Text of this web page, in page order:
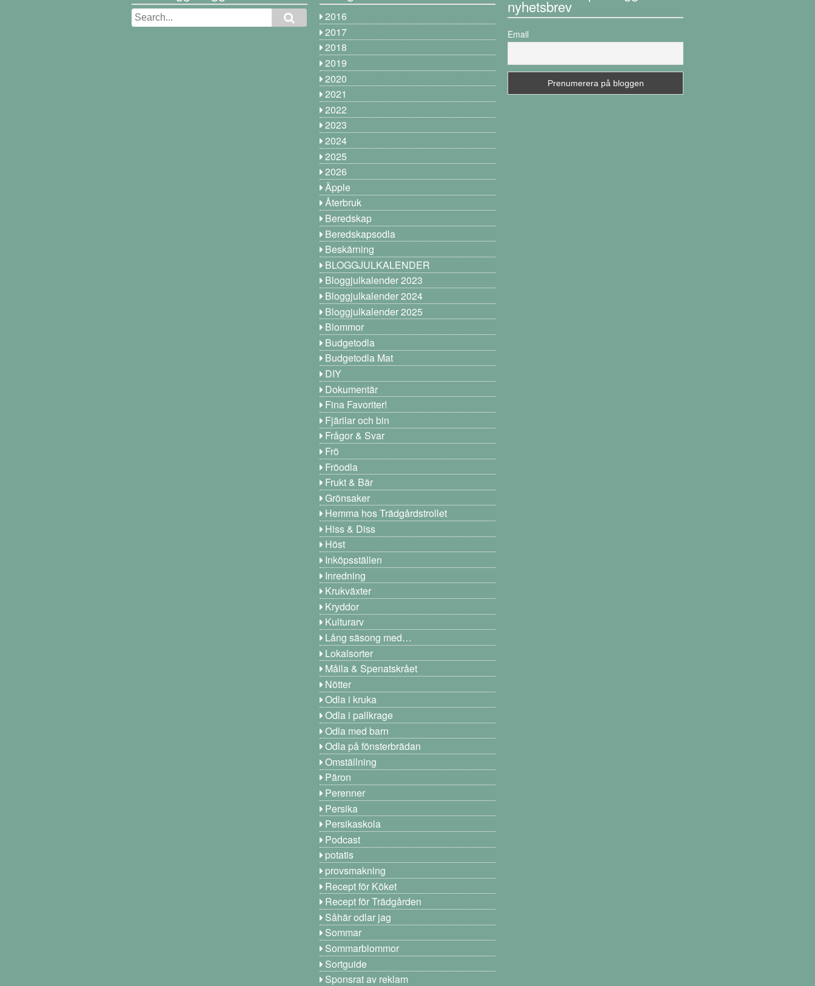
2016
2017
2018
2019
2020
2021
2022
2023
2024
2025
2026
Äpple
Återbruk
Beredskap
Beredskapsodla
Beskärning
BLOGGJULKALENDER
Bloggjulkalender 2023
Bloggjulkalender 2024
Bloggjulkalender 2025
Blommor
Budgetodla
Budgetodla Mat
DIY
Dokumentär
Fina Favoriter!
Fjärilar och bin
Frågor & Svar
Frö
Fröodla
Frukt & Bär
Grönsaker
Hemma hos Trädgårdstrollet
Hiss & Diss
Höst
Inköpsställen
Inredning
Krukväxter
Kryddor
Kulturarv
Lång säsong med…
Lokalsorter
Målla & Spenatskrået
Nötter
Odla i kruka
Odla i pallkrage
Odla med barn
Odla på fönsterbrädan
Omställning
Päron
Perenner
Persika
Persikaskola
Podcast
potatis
provsmakning
Recept för Köket
Recept för Trädgården
Såhär odlar jag
Sommar
Sommarblommor
Sortguide
Sponsrat av reklam
nyhetsbrev
Email